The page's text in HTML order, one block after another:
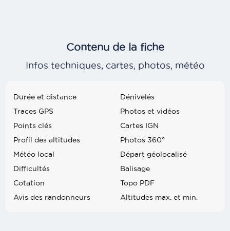
Contenu de la fiche
Infos techniques, cartes, photos, météo
Durée et distance
Traces GPS
Points clés
Profil des altitudes
Météo local
Difficultés
Cotation
Avis des randonneurs
Dénivelés
Photos et vidéos
Cartes IGN
Photos 360°
Départ géolocalisé
Balisage
Topo PDF
Altitudes max. et min.